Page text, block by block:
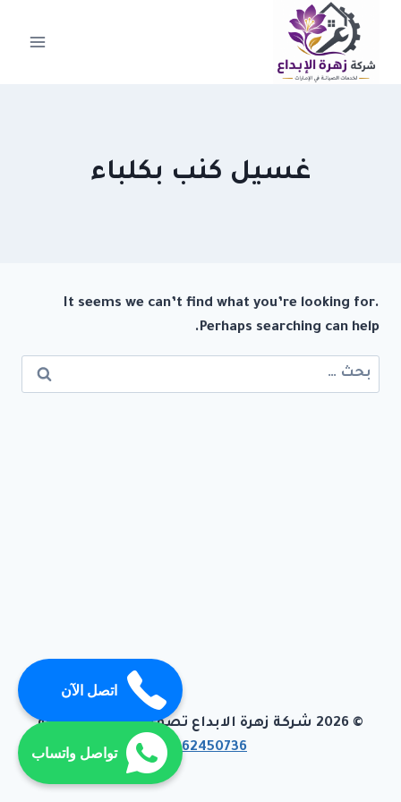
التجاوز
المحتوى
غسيل كنب بكلباء
It seems we can’t find what you’re looking for.
Perhaps searching can help.
البحث
عن:
© 2026 شركة زهرة الابداع تصميم وبرمجة تيفاجو
01062450736
اتصل الآن
تواصل واتساب